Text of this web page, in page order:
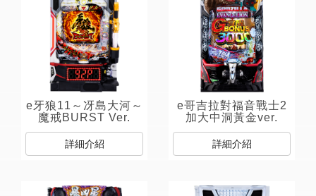
e牙狼11～冴島大河～
魔戒BURST Ver.
詳細介紹
e哥吉拉對福音戰士2
加大中洞黃金ver.
詳細介紹